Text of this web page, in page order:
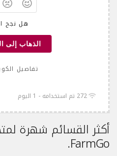
هل نجح
الذهاب إلى
تفاصيل
272 تم استخدامه - 1 اليوم
أكثر القسائم شهرة
FarmGo.